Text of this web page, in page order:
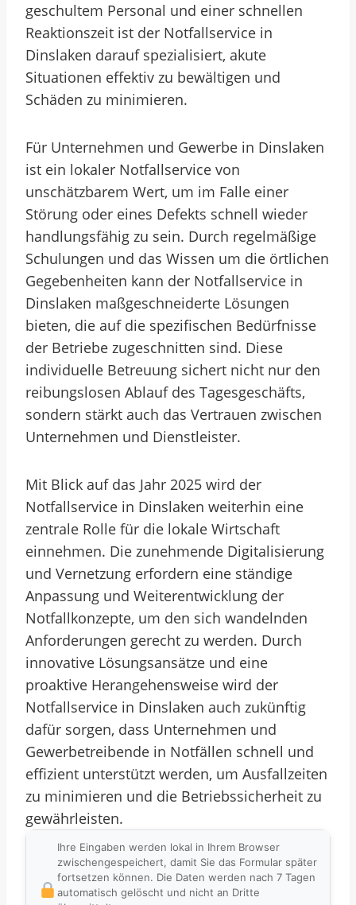
geschultem Personal und einer schnellen
Reaktionszeit ist der Notfallservice in
Dinslaken darauf spezialisiert, akute
Situationen effektiv zu bewältigen und
Schäden zu minimieren.
Für Unternehmen und Gewerbe in Dinslaken
ist ein lokaler Notfallservice von
unschätzbarem Wert, um im Falle einer
Störung oder eines Defekts schnell wieder
handlungsfähig zu sein. Durch regelmäßige
Schulungen und das Wissen um die örtlichen
Gegebenheiten kann der Notfallservice in
Dinslaken maßgeschneiderte Lösungen
bieten, die auf die spezifischen Bedürfnisse
der Betriebe zugeschnitten sind. Diese
individuelle Betreuung sichert nicht nur den
reibungslosen Ablauf des Tagesgeschäfts,
sondern stärkt auch das Vertrauen zwischen
Unternehmen und Dienstleister.
Mit Blick auf das Jahr 2025 wird der
Notfallservice in Dinslaken weiterhin eine
zentrale Rolle für die lokale Wirtschaft
einnehmen. Die zunehmende Digitalisierung
und Vernetzung erfordern eine ständige
Anpassung und Weiterentwicklung der
Notfallkonzepte, um den sich wandelnden
Anforderungen gerecht zu werden. Durch
innovative Lösungsansätze und eine
proaktive Herangehensweise wird der
Notfallservice in Dinslaken auch zukünftig
dafür sorgen, dass Unternehmen und
Gewerbetreibende in Notfällen schnell und
effizient unterstützt werden, um Ausfallzeiten
zu minimieren und die Betriebssicherheit zu
gewährleisten.
Ihre Eingaben werden lokal in Ihrem Browser
zwischengespeichert, damit Sie das Formular später
fortsetzen können. Die Daten werden nach 7 Tagen
automatisch gelöscht und nicht an Dritte